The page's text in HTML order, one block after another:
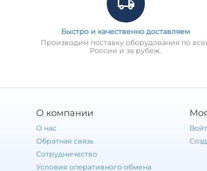
Быстро и качественно доставляем
Производим поставку оборудования по
России и за рубеж.
О компании
О нас
Обратная связь
Сотрудничество
Условия оперативного обмена